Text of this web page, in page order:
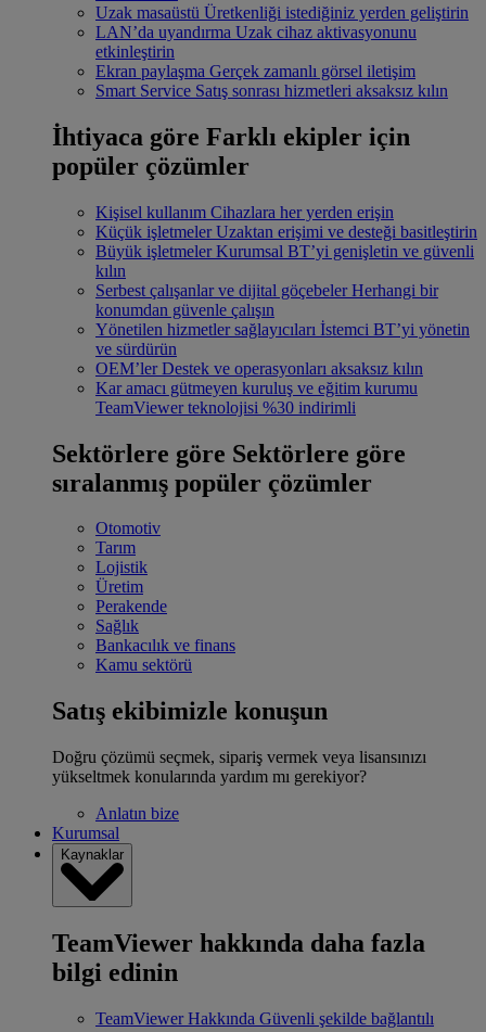
Uzak masaüstü Üretkenliği istediğiniz yerden geliştirin
LAN’da uyandırma Uzak cihaz aktivasyonunu
etkinleştirin
Ekran paylaşma Gerçek zamanlı görsel iletişim
Smart Service Satış sonrası hizmetleri aksaksız kılın
İhtiyaca göre Farklı ekipler için
popüler çözümler
Kişisel kullanım Cihazlara her yerden erişin
Küçük işletmeler Uzaktan erişimi ve desteği basitleştirin
Büyük işletmeler Kurumsal BT’yi genişletin ve güvenli
kılın
Serbest çalışanlar ve dijital göçebeler Herhangi bir
konumdan güvenle çalışın
Yönetilen hizmetler sağlayıcıları İstemci BT’yi yönetin
ve sürdürün
OEM’ler Destek ve operasyonları aksaksız kılın
Kar amacı gütmeyen kuruluş ve eğitim kurumu
TeamViewer teknolojisi %30 indirimli
Sektörlere göre Sektörlere göre
sıralanmış popüler çözümler
Otomotiv
Tarım
Lojistik
Üretim
Perakende
Sağlık
Bankacılık ve finans
Kamu sektörü
Satış ekibimizle konuşun
Doğru çözümü seçmek, sipariş vermek veya lisansınızı
yükseltmek konularında yardım mı gerekiyor?
Anlatın bize
Kurumsal
Kaynaklar
TeamViewer hakkında daha fazla
bilgi edinin
TeamViewer Hakkında Güvenli şekilde bağlantılı